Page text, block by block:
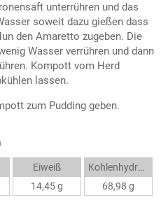
unterrühren und das
soweit dazu gießen dass
den Amaretto zugeben. Die
Wasser verrühren und dann
Kompott vom Herd
lassen.
zum Pudding geben.
Eiweiß
14,45 g
Kohlenhydrate
68,98 g